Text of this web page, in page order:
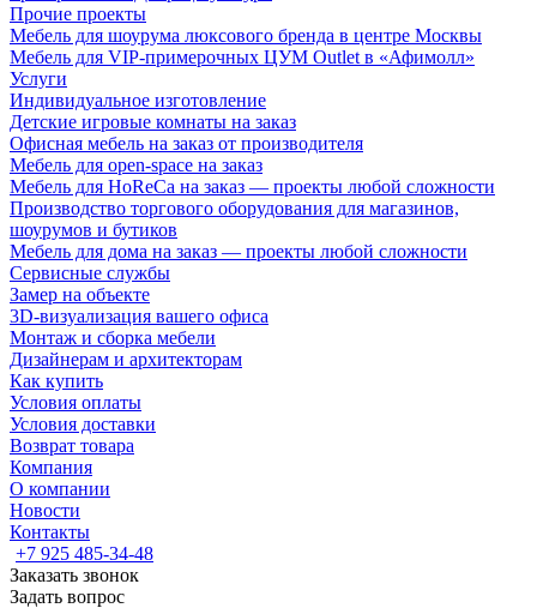
Прочие проекты
Мебель для шоурума люксового бренда в центре Москвы
Мебель для VIP-примерочных ЦУМ Outlet в «Афимолл»
Услуги
Индивидуальное изготовление
Детские игровые комнаты на заказ
Офисная мебель на заказ от производителя
Мебель для open-space на заказ
Мебель для HoReCa на заказ — проекты любой сложности
Производство торгового оборудования для магазинов,
шоурумов и бутиков
Мебель для дома на заказ — проекты любой сложности
Сервисные службы
Замер на объекте
3D-визуализация вашего офиса
Монтаж и сборка мебели
Дизайнерам и архитекторам
Как купить
Условия оплаты
Условия доставки
Возврат товара
Компания
О компании
Новости
Контакты
+7 925 485-34-48
Заказать звонок
Задать вопрос